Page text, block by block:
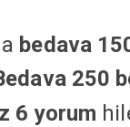
bedava
250
6 yorum